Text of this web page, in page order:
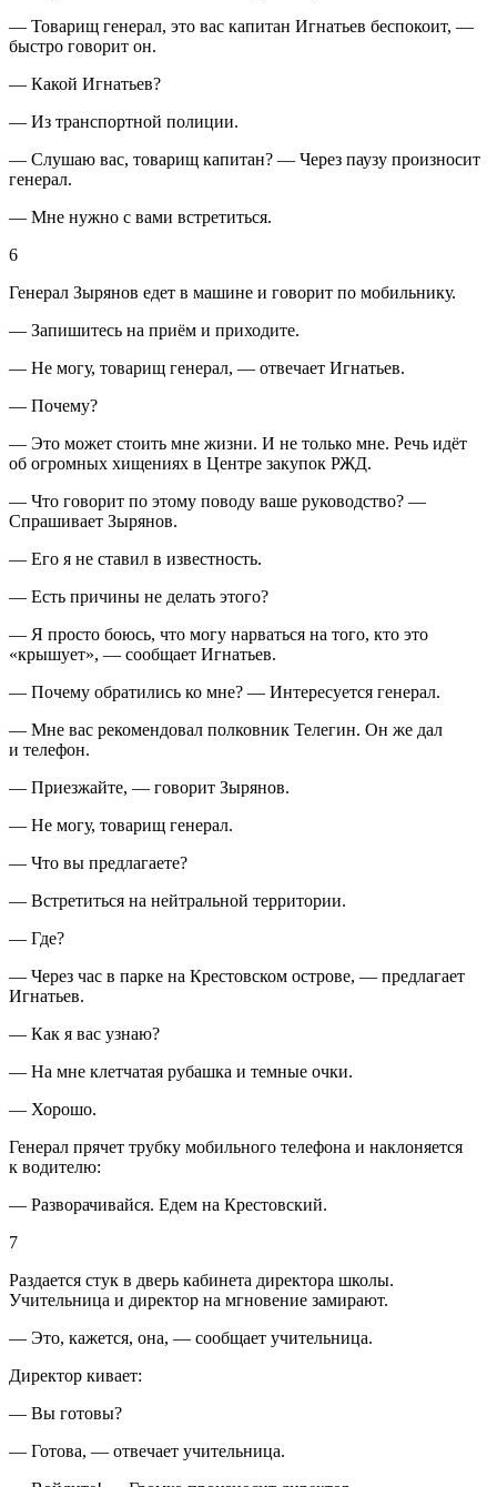
— Товарищ генерал, это вас капитан Игнатьев беспокоит, —
быстро говорит он.
— Какой Игнатьев?
— Из транспортной полиции.
— Слушаю вас, товарищ капитан? — Через паузу произносит
генерал.
— Мне нужно с вами встретиться.
6
Генерал Зырянов едет в машине и говорит по мобильнику.
— Запишитесь на приём и приходите.
— Не могу, товарищ генерал, — отвечает Игнатьев.
— Почему?
— Это может стоить мне жизни. И не только мне. Речь идёт
об огромных хищениях в Центре закупок РЖД.
— Что говорит по этому поводу ваше руководство? —
Спрашивает Зырянов.
— Его я не ставил в известность.
— Есть причины не делать этого?
— Я просто боюсь, что могу нарваться на того, кто это
«крышует», — сообщает Игнатьев.
— Почему обратились ко мне? — Интересуется генерал.
— Мне вас рекомендовал полковник Телегин. Он же дал
и телефон.
— Приезжайте, — говорит Зырянов.
— Не могу, товарищ генерал.
— Что вы предлагаете?
— Встретиться на нейтральной территории.
— Где?
— Через час в парке на Крестовском острове, — предлагает
Игнатьев.
— Как я вас узнаю?
— На мне клетчатая рубашка и темные очки.
— Хорошо.
Генерал прячет трубку мобильного телефона и наклоняется
к водителю:
— Разворачивайся. Едем на Крестовский.
7
Раздается стук в дверь кабинета директора школы.
Учительница и директор на мгновение замирают.
— Это, кажется, она, — сообщает учительница.
Директор кивает:
— Вы готовы?
— Готова, — отвечает учительница.